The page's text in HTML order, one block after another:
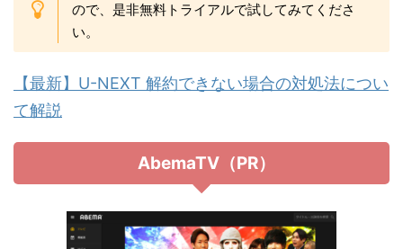
ので、是非無料トライアルで試してみてくださ
い。
【最新】U-NEXT 解約できない場合の対処法につい
て解説
AbemaTV（PR）